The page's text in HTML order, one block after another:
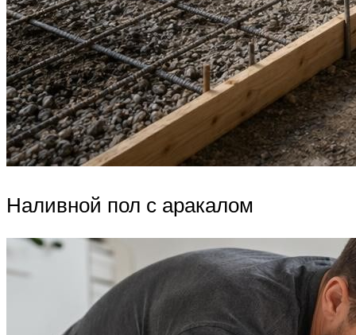
Наливной пол с аракалом